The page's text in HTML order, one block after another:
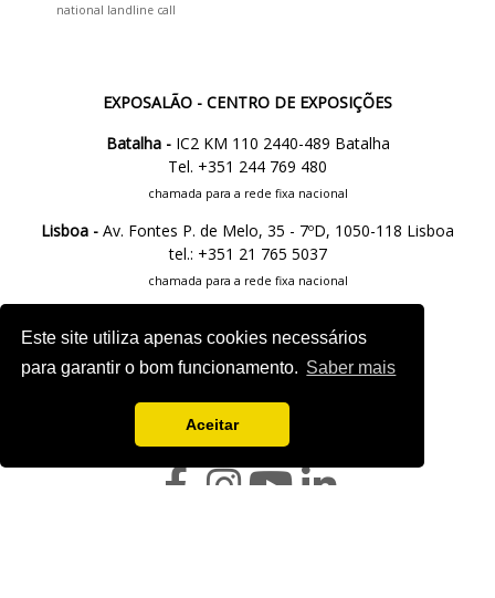
Este site utiliza apenas cookies necessários
para garantir o bom funcionamento. Saber mais
Aceitar
national landline call
EXPOSALÃO - CENTRO DE EXPOSIÇÕES
Batalha -IC2 KM 110 2440-489 Batalha
Tel. +351 244 769 480
chamada para a rede fixa nacional
Lisboa - Av. Fontes P. de Melo, 35 - 7ºD, 1050-118 Lisboa
tel.: +351 21 765 5037
chamada para a rede fixa nacional
M.info@exposalao.pt
FOLLOW US